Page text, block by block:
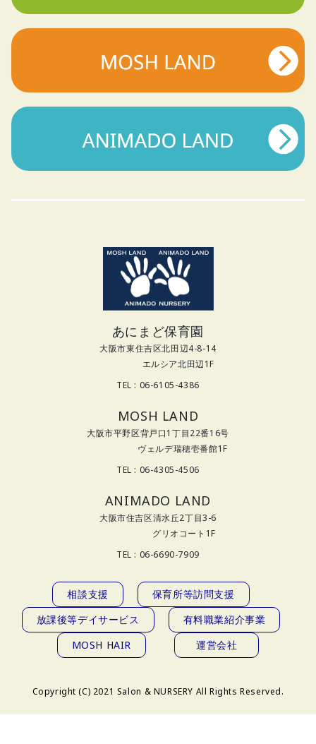
あにまど保育園
大阪市東住吉区北田辺4-8-14
エルシア北田辺1F
TEL : 06-6105-4386
MOSH LAND
大阪市平野区背戸口1丁目22番16号
ヴェルデ瑞穂壱番館1F
TEL : 06-4305-4506
ANIMADO LAND
大阪市住吉区清水丘2丁目3-6
グリオコート1F
TEL : 06-6690-7909
相談支援
保育所等訪問支援
放課後等デイサービス
有料職業紹介事業
MOSH HAIR
運営会社
Copyright (C) 2021 Salon & NURSERY All Rights Reserved.